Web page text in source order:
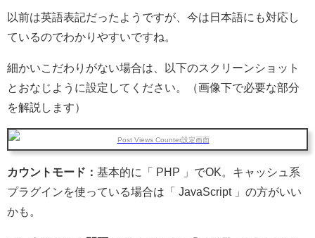
以前は英語表記だったようですが、今は日本語にも対応し
ているのでわかりやすいですね。
細かいこだわりがない場合は、以下のスクリーンショット
とおなじように設定してください。（画像下で必要な部分
を解説します）
カウントモード： 基本的に「 PHP 」でOK。キャッシュ系
プラグインを使っている場合は「 JavaScript 」の方がいい
かも。